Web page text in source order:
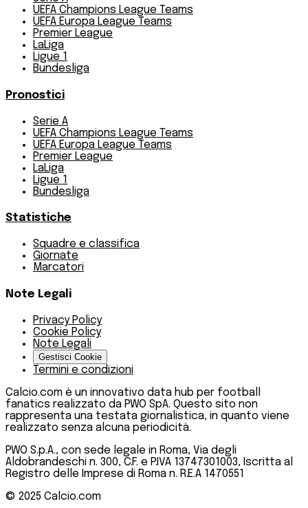
UEFA Champions League Teams
UEFA Europa League Teams
Premier League
LaLiga
Ligue 1
Bundesliga
Pronostici
Serie A
UEFA Champions League Teams
UEFA Europa League Teams
Premier League
LaLiga
Ligue 1
Bundesliga
Statistiche
Squadre e classifica
Giornate
Marcatori
Note Legali
Privacy Policy
Cookie Policy
Note Legali
Gestisci Cookie
Termini e condizioni
Calcio.com è un innovativo data hub per football
fanatics realizzato da PWO SpA. Questo sito non
rappresenta una testata giornalistica, in quanto viene
realizzato senza alcuna periodicità.
PWO S.p.A., con sede legale in Roma, Via degli
Aldobrandeschi n. 300, C.F. e P.IVA 13747301003, Iscritta al
Registro delle Imprese di Roma n. R.E.A 1470551
© 2025 Calcio.com